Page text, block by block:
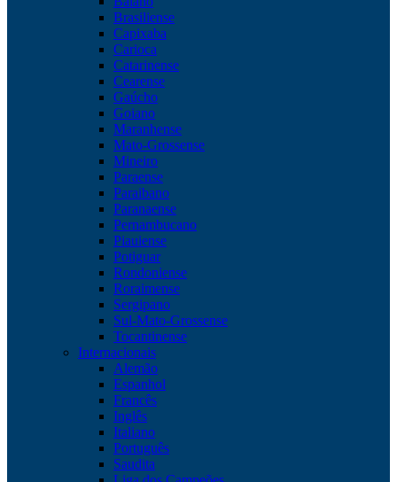
Brasiliense
Capixaba
Carioca
Catarinense
Cearense
Gaúcho
Goiano
Maranhense
Mato-Grossense
Mineiro
Paraense
Paraibano
Paranaense
Pernambucano
Piauiense
Potiguar
Rondoniense
Roraimense
Sergipano
Sul-Mato-Grossense
Tocantinense
Internacionais
Alemão
Espanhol
Francês
Inglês
Italiano
Português
Saudita